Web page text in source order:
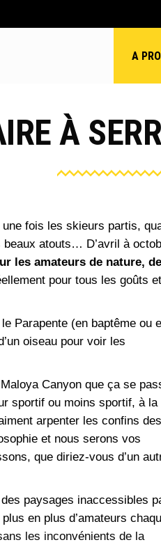
A
À
une fois les skieurs partis,
atouts… D’avril à
les amateurs de nature, de
pour tous les goûts et
Parapente (en baptême ou
oiseau pour voir les
Canyon que ça se
sportif ou moins sportif, à la
arpenter les confins des
et nous serons vos
que diriez-vous d’un
paysages inaccessibles
en plus d’amateurs
les inconvénients de la